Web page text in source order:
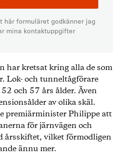
här formuläret godkänner jag
mina kontaktuppgifter
har kretsat kring alla de som
Lok- och tunneltågförare
och 57 års ålder. Även
av olika skäl.
premiärminister Philippe att
för järnvägen och
årsskiftet, vilket förmodligen
ännu mer.